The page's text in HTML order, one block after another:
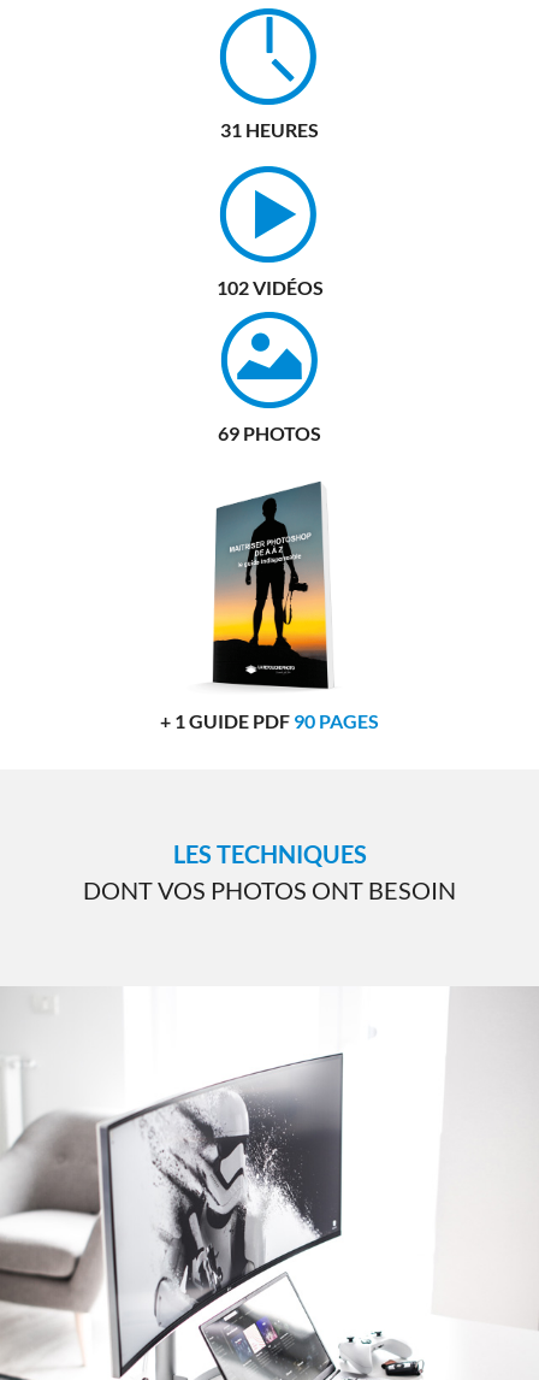
31 HEURES
102 VIDÉOS
69 PHOTOS
+ 1 GUIDE PDF 90 PAGES
LES TECHNIQUES
DONT VOS PHOTOS ONT BESOIN